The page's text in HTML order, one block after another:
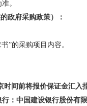
。
政府采购政策）：
”的采购项目内容。
时间前将报价保证金汇入
：中国建设银行股份有